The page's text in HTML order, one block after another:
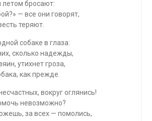
летом бросают:
— все они говорят,
теряют.
собаке в глаза:
сколько надежды,
утихнет гроза,
как прежде.
вокруг оглянись!
невозможно?
за всех — помолись,